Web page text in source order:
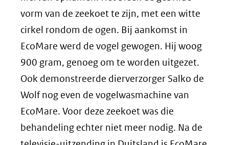
vorm van de zeekoet te zijn, met een witte
cirkel rondom de ogen. Bij aankomst in
EcoMare werd de vogel gewogen. Hij woog
900 gram, genoeg om te worden uitgezet.
Ook demonstreerde dierverzorger Salko de
Wolf nog even de vogelwasmachine van
EcoMare. Voor deze zeekoet was die
behandeling echter niet meer nodig. Na de